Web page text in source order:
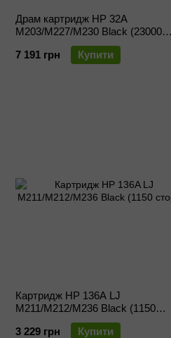
Драм картридж HP 32A
M203/M227/M230 Black (23000
7 191 грн
Купити
Картридж HP 136A LJ
M211/M212/M236 Black (1150
3 229 грн
Купити